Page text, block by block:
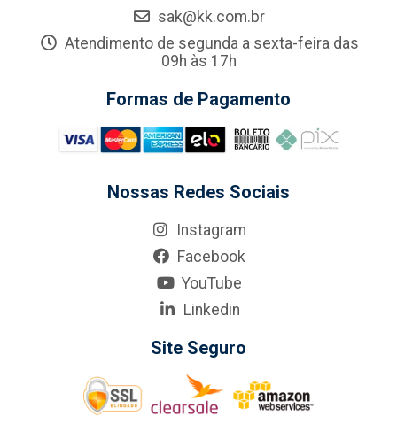
sak@kk.com.br
Atendimento de segunda a sexta-feira das
09h às 17h
Formas de Pagamento
Nossas Redes Sociais
Instagram
Facebook
YouTube
Linkedin
Site Seguro